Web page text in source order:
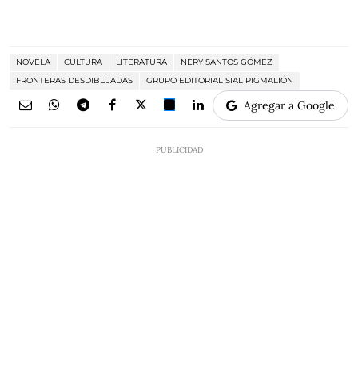
NOVELA CULTURA LITERATURA
NERY SANTOS GÓMEZ
FRONTERAS DESDIBUJADAS
GRUPO EDITORIAL SIAL PIGMALIÓN
Agregar a Google